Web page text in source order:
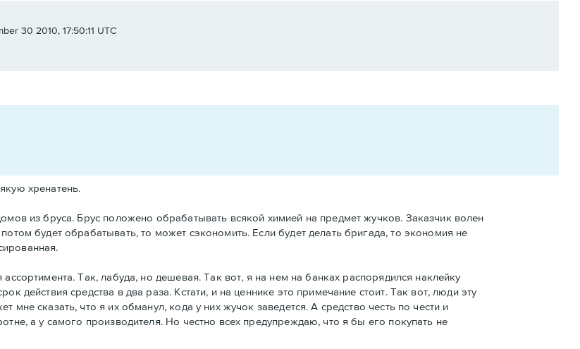
30 2010, 17:50:11 UTC
хренатень.
из бруса. Брус положено обрабатывать всякой химией на предмет жучков. Заказчик волен
будет обрабатывать, то может сэкономить. Если будет делать бригада, то экономия не
Так, лабуда, но дешевая. Так вот, я на нем на банках распорядился наклейку
действия средства в два раза. Кстати, и на ценнике это примечание стоит. Так вот, люди эту
мне сказать, что я их обманул, кода у них жучок заведется. А средство честь по чести и
а у самого производителя. Но честно всех предупреждаю, что я бы его покупать не